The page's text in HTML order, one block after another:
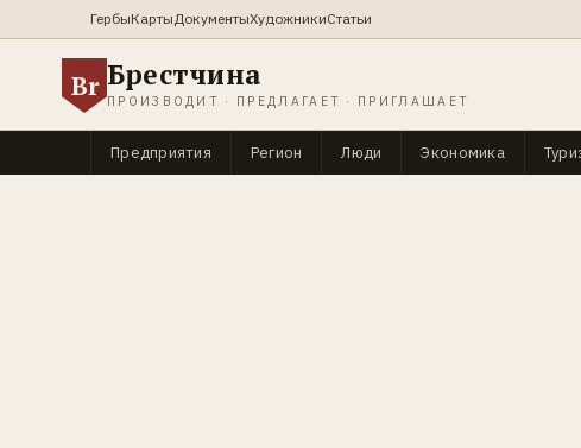
ГербыКартыДокументыХудожникиСтатьи
Br Брестчина
ПРОИЗВОДИТ · ПРЕДЛАГАЕТ · ПРИГЛАШАЕТ
Предприятия Регион Люди Экономика